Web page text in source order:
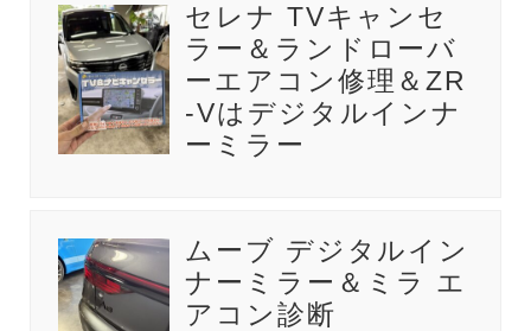
セレナ TVキャンセ
ラー＆ランドローバ
ーエアコン修理＆ZR
-Vはデジタルインナ
ーミラー
ムーブ デジタルイン
ナーミラー＆ミラ エ
アコン診断